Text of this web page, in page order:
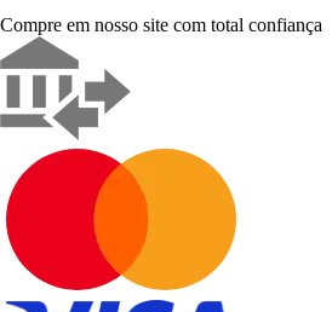
Compre em nosso site com total confiança